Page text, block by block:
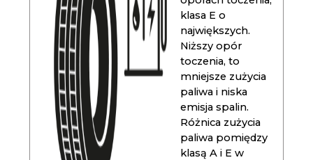
klasa E o
największych.
Niższy opór
toczenia, to
mniejsze zużycia
paliwa i niska
emisja spalin.
Różnica zużycia
paliwa pomiędzy
klasą A i E w